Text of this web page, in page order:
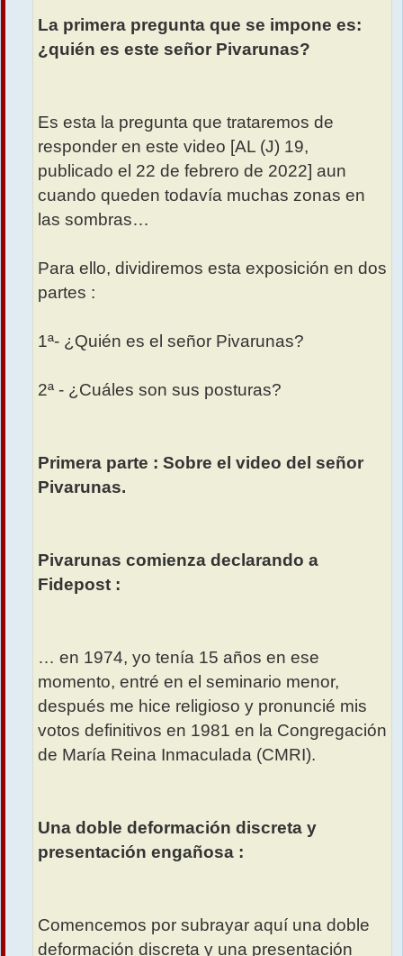
La primera pregunta que se impone es:
¿quién es este señor Pivarunas?
Es esta la pregunta que trataremos de
responder en este video [AL (J) 19,
publicado el 22 de febrero de 2022] aun
cuando queden todavía muchas zonas en
las sombras…
Para ello, dividiremos esta exposición en dos
partes :
1ª- ¿Quién es el señor Pivarunas?
2ª - ¿Cuáles son sus posturas?
Primera parte : Sobre el video del señor
Pivarunas.
Pivarunas comienza declarando a
Fidepost :
… en 1974, yo tenía 15 años en ese
momento, entré en el seminario menor,
después me hice religioso y pronuncié mis
votos definitivos en 1981 en la Congregación
de María Reina Inmaculada (CMRI).
Una doble deformación discreta y
presentación engañosa :
Comencemos por subrayar aquí una doble
deformación discreta y una presentación